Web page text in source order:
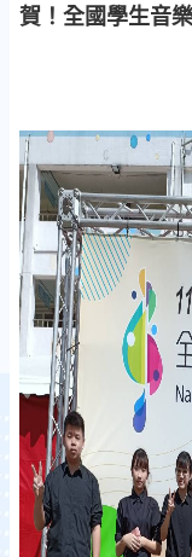
賀！全國學生音